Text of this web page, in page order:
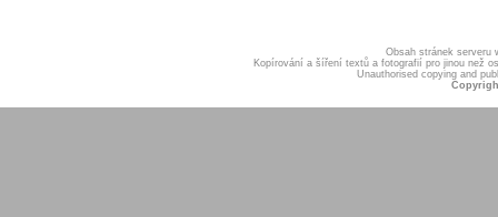
Obsah stránek serveru
Kopírování a šíření textů a fotografií pro jinou než
Unauthorised copying and